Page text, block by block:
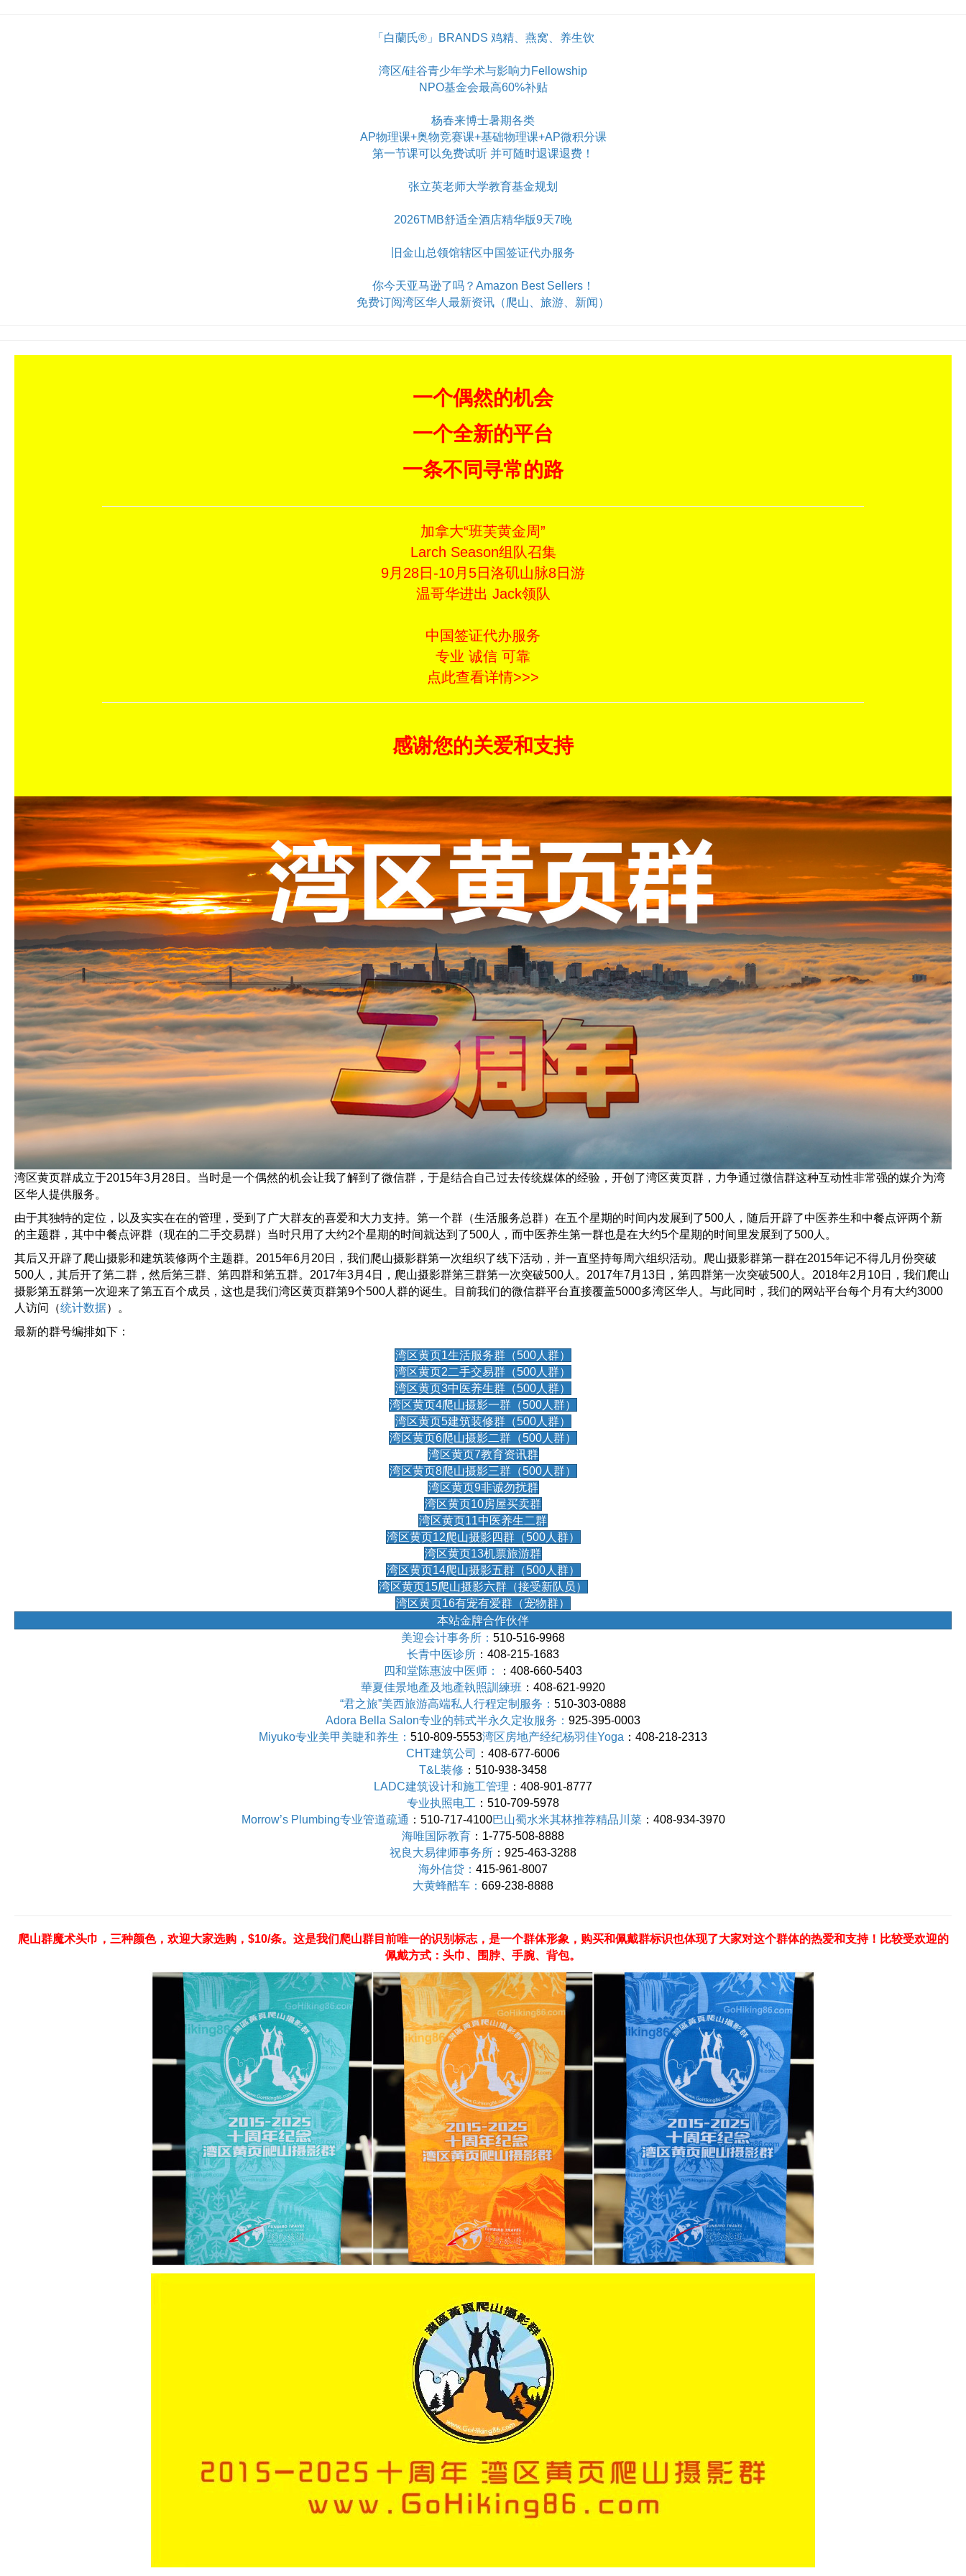
「白蘭氏®」BRANDS 鸡精、燕窝、养生饮
湾区/硅谷青少年学术与影响力Fellowship
NPO基金会最高60%补贴
杨春来博士暑期各类
AP物理课+奥物竞赛课+基础物理课+AP微积分课
第一节课可以免费试听 并可随时退课退费！
张立英老师大学教育基金规划
2026TMB舒适全酒店精华版9天7晚
旧金山总领馆辖区中国签证代办服务
你今天亚马逊了吗？Amazon Best Sellers！
免费订阅湾区华人最新资讯（爬山、旅游、新闻）
一个偶然的机会
一个全新的平台
一条不同寻常的路
加拿大“班芙黄金周”
Larch Season组队召集
9月28日-10月5日洛矶山脉8日游
温哥华进出 Jack领队
中国签证代办服务
专业 诚信 可靠
点此查看详情>>>
感谢您的关爱和支持
湾区黄页群成立于2015年3月28日。当时是一个偶然的机会让我了解到了微信群，于是结合自己过去传统媒体的经验，开创了湾区黄页群，力争通过微信群这种互动性非常强的媒介为湾
区华人提供服务。
由于其独特的定位，以及实实在在的管理，受到了广大群友的喜爱和大力支持。第一个群（生活服务总群）在五个星期的时间内发展到了500人，随后开辟了中医养生和中餐点评两个新
的主题群，其中中餐点评群（现在的二手交易群）当时只用了大约2个星期的时间就达到了500人，而中医养生第一群也是在大约5个星期的时间里发展到了500人。
其后又开辟了爬山摄影和建筑装修两个主题群。2015年6月20日，我们爬山摄影群第一次组织了线下活动，并一直坚持每周六组织活动。爬山摄影群第一群在2015年记不得几月份突破
500人，其后开了第二群，然后第三群、第四群和第五群。2017年3月4日，爬山摄影群第三群第一次突破500人。2017年7月13日，第四群第一次突破500人。2018年2月10日，我们爬山
摄影第五群第一次迎来了第五百个成员，这也是我们湾区黄页群第9个500人群的诞生。目前我们的微信群平台直接覆盖5000多湾区华人。与此同时，我们的网站平台每个月有大约3000
人访问（统计数据）。
最新的群号编排如下：
湾区黄页1生活服务群（500人群）
湾区黄页2二手交易群（500人群）
湾区黄页3中医养生群（500人群）
湾区黄页4爬山摄影一群（500人群）
湾区黄页5建筑装修群（500人群）
湾区黄页6爬山摄影二群（500人群）
湾区黄页7教育资讯群
湾区黄页8爬山摄影三群（500人群）
湾区黄页9非诚勿扰群
湾区黄页10房屋买卖群
湾区黄页11中医养生二群
湾区黄页12爬山摄影四群（500人群）
湾区黄页13机票旅游群
湾区黄页14爬山摄影五群（500人群）
湾区黄页15爬山摄影六群（接受新队员）
湾区黄页16有宠有爱群（宠物群）
本站金牌合作伙伴
美迎会计事务所： 510-516-9968
长青中医诊所 ：408-215-1683
四和堂陈惠波中医师：
：408-660-5403
華夏佳景地產及地產執照訓練班 ：408-621-9920
“君之旅”美西旅游高端私人行程定制服务： 510-303-0888
Adora Bella Salon专业的韩式半永久定妆服务： 925-395-0003
Miyuko专业美甲美睫和养生： 510-809-5553湾区房地产经纪杨羽佳Yoga ：408-218-2313
CHT建筑公司
：408-677-6006
T&L装修 ：510-938-3458
LADC建筑设计和施工管理 ：408-901-8777
专业执照电工 ：510-709-5978
Morrow’s Plumbing专业管道疏通 ：510-717-4100巴山蜀水米其林推荐精品川菜：408-934-3970
海唯国际教育 ：1-775-508-8888
祝良大易律师事务所 ：925-463-3288
海外信贷： 415-961-8007
大黄蜂酷车： 669-238-8888
爬山群魔术头巾，三种颜色，欢迎大家选购，$10/条。这是我们爬山群目前唯一的识别标志，是一个群体形象，购买和佩戴群标识也体现了大家对这个群体的热爱和支持！比较受欢迎的
佩戴方式：头巾、围脖、手腕、背包。